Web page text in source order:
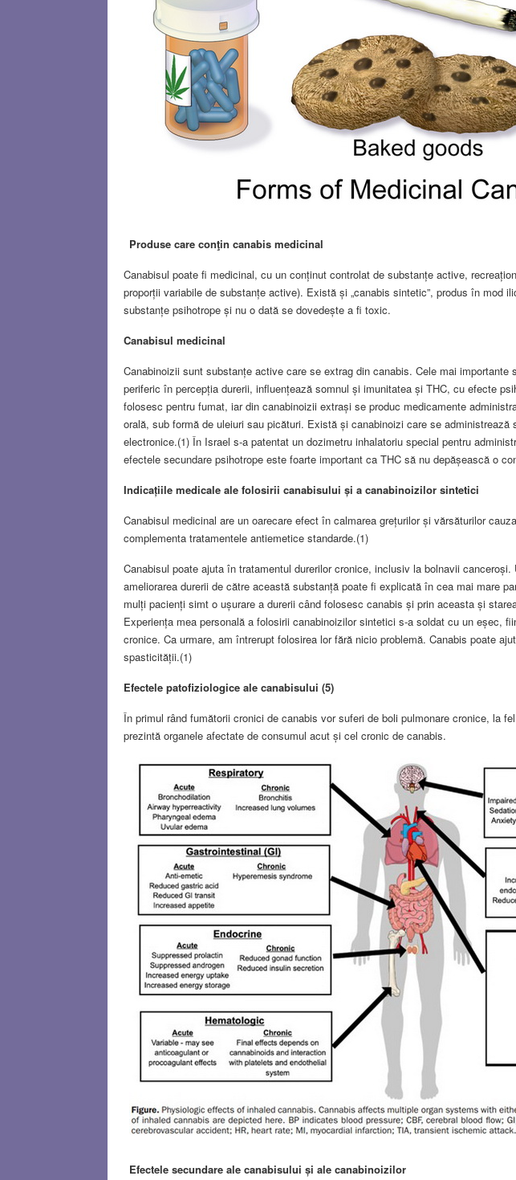
Produse care conţin canabis medicinal
Canabisul poate fi medicinal, cu un conținut controlat de substanțe active,
proporții variabile de substanțe active). Există și „canabis sintetic”, produs în mod
substanțe psihotrope și nu o dată se dovedește a fi toxic.
Canabisul medicinal
Canabinoizii sunt substanțe active care se extrag din canabis. Cele mai
periferic în percepția durerii, influențează somnul și imunitatea și THC, cu efecte
folosesc pentru fumat, iar din canabinoizii extrași se produc medicamente
orală, sub formă de uleiuri sau picături. Există și canabinoizi care se administrează
electronice.(1) În Israel s-a patentat un dozimetru inhalatoriu special pentru
efectele secundare psihotrope este foarte important ca THC să nu depășească o
Indicațiile medicale ale folosirii canabisului și a canabinoizilor sintetici
Canabisul medicinal are un oarecare efect în calmarea grețurilor și vărsăturilor
complementa tratamentele antiemetice standarde.(1)
Canabisul poate ajuta în tratamentul durerilor cronice, inclusiv la bolnavii
ameliorarea durerii de către această substanță poate fi explicată în cea mai mare
mulți pacienți simt o ușurare a durerii când folosesc canabis și prin aceasta și
Experiența mea personală a folosirii canabinoizilor sintetici s-a soldat cu un eșec,
cronice. Ca urmare, am întrerupt folosirea lor fără nicio problemă. Canabis poate
spasticității.(1)
Efectele patofiziologice ale canabisului (5)
În primul rând fumătorii cronici de canabis vor suferi de boli pulmonare cronice, la
prezintă organele afectate de consumul acut și cel cronic de canabis.
Efectele secundare ale canabisului și ale canabinoizilor